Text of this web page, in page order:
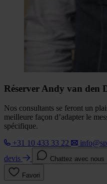
Réserver Andy van den
Nos consultants se feront un
meilleure façon d’adapter le
spécifique.
+31 10 433 33 22
devis
Chattez avec nous
Favori